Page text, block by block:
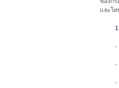
และโ
1. พ
-
-
-